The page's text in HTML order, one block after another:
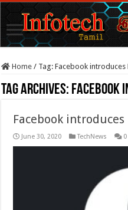
Home / Tag:Facebook introduces
Tag Archives: Facebook
Facebook
June 30, 2020 TechNews 0